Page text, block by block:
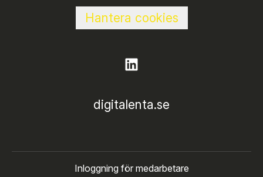
Hantera cookies
digitalenta.se
Inloggning för medarbetare